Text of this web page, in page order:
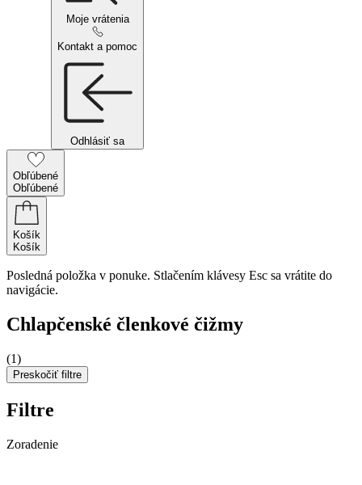
Moje vrátenia
Kontakt a pomoc
Odhlásiť sa
Obľúbené
Obľúbené
Košík
Košík
Posledná položka v ponuke. Stlačením klávesy Esc sa vrátite do
navigácie.
Chlapčenské členkové čižmy
(1)
Preskočiť filtre
Filtre
Zoradenie